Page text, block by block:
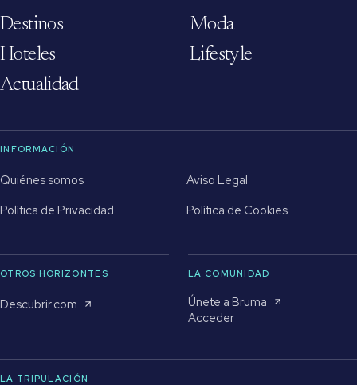
Destinos
Moda
Hoteles
Lifestyle
Actualidad
INFORMACIÓN
Quiénes somos
Aviso Legal
Política de Privacidad
Política de Cookies
OTROS HORIZONTES
Descubrir.com
LA COMUNIDAD
Únete a Bruma
Acceder
LA TRIPULACIÓN